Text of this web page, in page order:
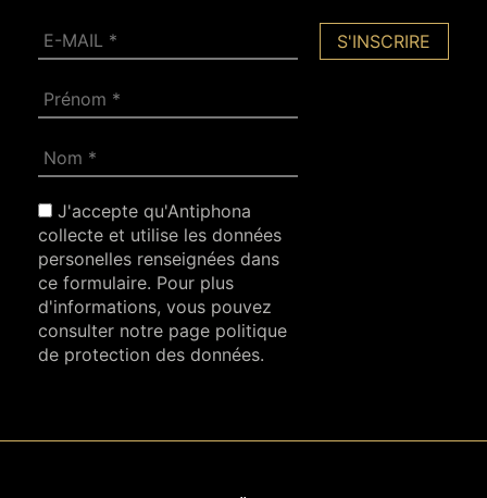
J'accepte qu'Antiphona
collecte et utilise les données
personelles renseignées dans
ce formulaire. Pour plus
d'informations, vous pouvez
consulter notre page politique
de protection des données.